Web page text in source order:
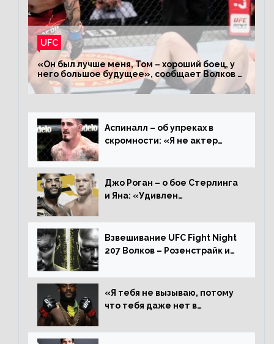
UFC
«Он был лучше меня, Том – хороший боец, у
него большое будущее», сообщает Волков –
о поражении Аспиналлу
Аспиналл – об упреках в
скромности: «Я не актер
дерьмо»
Джо Роган – о бое Стерлинга
и Яна: «Удивлен
Алджамейн определенно
выиграл»
Взвешивание UFC Fight Night
207 Волков – Розенстрайк и
«Я тебя не вызываю, потому
что тебя даже нет в
пауза», сообщает Стерлинг